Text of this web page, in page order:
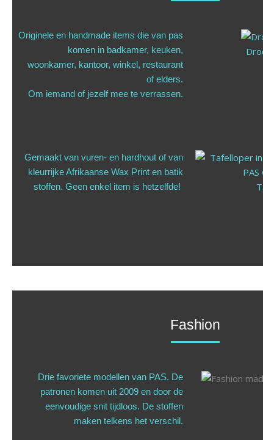
Originele en handmade items die van pas
komen in badkamer, keuken,
woonkamer, kantoor, winkel, restaurant
of elders.
Om iemand of jezelf mee te verrassen.
Gemaakt van vuren- en hardhout ofvan
kleurrijke Afrikaanse Wax Print en batik
stoffen. Geen enkel item is hetzelfde!
Fashion
Drie favoriete modellen van PAS. De
patronen komen uit 2009 en door de
eenvoudige snit tijdloos. De stoffen
maken telkens het verschil.